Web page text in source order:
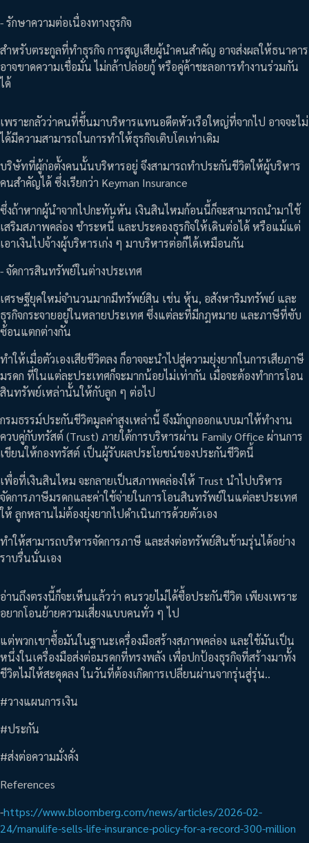
- รักษาความต่อเนื่องทางธุรกิจ
สำหรับตระกูลที่ทำธุรกิจ การสูญเสียผู้นำคนสำคัญ อาจส่งผลให้ธนาคาร
อาจขาดความเชื่อมั่น ไม่กล้าปล่อยกู้ หรือคู่ค้าชะลอการทำงานร่วมกัน
ได้
เพราะกลัวว่าคนที่ขึ้นมาบริหารแทนอดีตหัวเรือใหญ่ที่จากไป อาจจะไม่
ได้มีความสามารถในการทำให้ธุรกิจเติบโตเท่าเดิม
บริษัทที่ผู้ก่อตั้งคนนั้นบริหารอยู่ จึงสามารถทำประกันชีวิตให้ผู้บริหาร
คนสำคัญได้ ซึ่งเรียกว่า Keyman Insurance
ซึ่งถ้าหากผู้นำจากไปกะทันหัน เงินสินไหมก้อนนี้ก็จะสามารถนำมาใช้
เสริมสภาพคล่อง ชำระหนี้ และประคองธุรกิจให้เดินต่อได้ หรือแม้แต่
เอาเงินไปจ้างผู้บริหารเก่ง ๆ มาบริหารต่อก็ได้เหมือนกัน
- จัดการสินทรัพย์ในต่างประเทศ
เศรษฐียุคใหม่จำนวนมากมีทรัพย์สิน เช่น หุ้น, อสังหาริมทรัพย์ และ
ธุรกิจกระจายอยู่ในหลายประเทศ ซึ่งแต่ละที่มีกฎหมาย และภาษีที่ซับ
ซ้อนแตกต่างกัน
ทำให้เมื่อตัวเองเสียชีวิตลง ก็อาจจะนำไปสู่ความยุ่งยากในการเสียภาษี
มรดก ที่ในแต่ละประเทศก็จะมากน้อยไม่เท่ากัน เมื่อจะต้องทำการโอน
สินทรัพย์เหล่านั้นให้กับลูก ๆ ต่อไป
กรมธรรม์ประกันชีวิตมูลค่าสูงเหล่านี้ จึงมักถูกออกแบบมาให้ทำงาน
ควบคู่กับทรัสต์ (Trust) ภายใต้การบริหารผ่าน Family Office ผ่านการ
เขียนให้กองทรัสต์ เป็นผู้รับผลประโยชน์ของประกันชีวิตนี้
เพื่อที่เงินสินไหม จะกลายเป็นสภาพคล่องให้ Trust นำไปบริหาร
จัดการภาษีมรดกและค่าใช้จ่ายในการโอนสินทรัพย์ในแต่ละประเทศ
ให้ ลูกหลานไม่ต้องยุ่งยากไปดำเนินการด้วยตัวเอง
ทำให้สามารถบริหารจัดการภาษี และส่งต่อทรัพย์สินข้ามรุ่นได้อย่าง
ราบรื่นนั่นเอง
อ่านถึงตรงนี้ก็จะเห็นแล้วว่า คนรวยไม่ได้ซื้อประกันชีวิต เพียงเพราะ
อยากโอนย้ายความเสี่ยงแบบคนทั่ว ๆ ไป
แต่พวกเขาซื้อมันในฐานะเครื่องมือสร้างสภาพคล่อง และใช้มันเป็น
หนึ่งในเครื่องมือส่งต่อมรดกที่ทรงพลัง เพื่อปกป้องธุรกิจที่สร้างมาทั้ง
ชีวิตไม่ให้สะดุดลง ในวันที่ต้องเกิดการเปลี่ยนผ่านจากรุ่นสู่รุ่น..
#วางแผนการเงิน
#ประกัน
#ส่งต่อความมั่งคั่ง
References
-https://www.bloomberg.com/news/articles/2026-02-
24/manulife-sells-life-insurance-policy-for-a-record-300-million